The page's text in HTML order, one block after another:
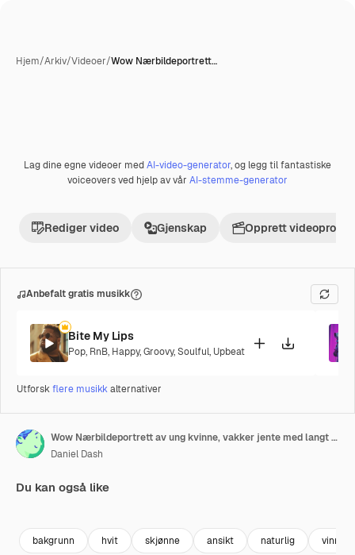
Hjem/Arkiv/Videoer/Wow Nærbildeportrett…
Premium
Lag dine egne videoer medAI-video-generator, og legg til fantastiske
voiceovers ved hjelp av vår AI-stemme-generator
Rediger video Gjenskap Opprett
Anbefalt gratis musikk
Bite My Lips
Pop, RnB, Happy,Groovy,Soulful, Upbeat
Utforskflere musikkalternativer
Wow Nærbildeportrett av ung kvinne, vakker jente med langt blondt hår som ser begeistret ut
Daniel Dash
Du kan også like
bakgrunn hvit skjønne ansikt naturlig vinn